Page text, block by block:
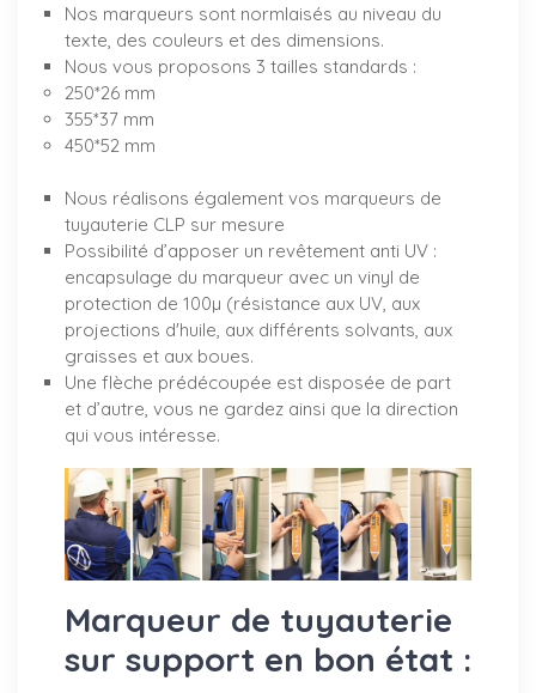
Nos marqueurs sont normlaisés au niveau du
texte, des couleurs et des dimensions.
Nous vous proposons 3 tailles standards :
250*26 mm
355*37 mm
450*52 mm
Nous réalisons également vos marqueurs de
tuyauterie CLP sur mesure
Possibilité d’apposer un revêtement anti UV :
encapsulage du marqueur avec un vinyl de
protection de 100µ (résistance aux UV, aux
projections d'huile, aux différents solvants, aux
graisses et aux boues.
Une flèche prédécoupée est disposée de part
et d’autre, vous ne gardez ainsi que la direction
qui vous intéresse.
Marqueur de tuyauterie
sur support en bon état :